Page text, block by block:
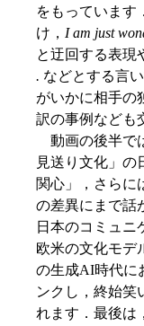
をもっています．
け， I am just
と迂回する表現
. などとする言
がいかに相手の
訳の事例なども
動画の後半で
見送り文化」の
関心」，さらに
の差異にまで話
日本のコミュニ
欧米の文化モデ
の生成AI時代に
ンクし，終始笑
れます．最後は